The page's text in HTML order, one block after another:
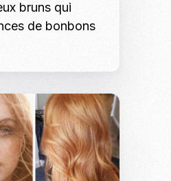
bruns qui
de bonbons